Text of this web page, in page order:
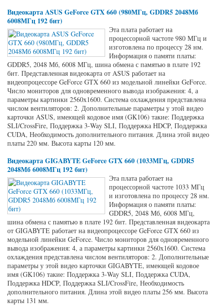
Видеокарта ASUS GeForce GTX 660 (980МГц, GDDR5 2048Мб
6008МГц 192 бит)
Эта плата работает на
процессорной частоте 980 МГц и
изготовлена по процессу 28 нм.
Информация о памяти платы:
GDDR5, 2048 Мб, 6008 МГц, шина обмена с памятью в плате 192
бит. Представленная видеокарта от ASUS работает на
видеопроцессоре GeForce GTX 660 из модельной линейки GeForce.
Число мониторов для одновременного вывода изображения: 4, а
параметры картинки 2560x1600. Система охлаждения представлена
числом вентиляторов: 2. Дополнительные параметры у этой видео
карточки ASUS, имеющей кодовое имя (GK106) такие: Поддержка
SLI/CrossFire, Поддержка 3-Way SLI, Поддержка HDCP, Поддержка
CUDA, Необходимость дополнительного питания. Длина этой видео
платы 220 мм. Высота карты 120 мм.
Видеокарта GIGABYTE GeForce GTX 660 (1033МГц, GDDR5
2048Мб 6008МГц 192 бит)
Эта плата работает на
процессорной частоте 1033 МГц
и изготовлена по процессу 28 нм.
Информация о памяти платы:
GDDR5, 2048 Мб, 6008 МГц,
шина обмена с памятью в плате 192 бит. Представленная видеокарта
от GIGABYTE работает на видеопроцессоре GeForce GTX 660 из
модельной линейки GeForce. Число мониторов для одновременного
вывода изображения: 4, а параметры картинки 2560x1600. Система
охлаждения представлена числом вентиляторов: 2. Дополнительные
параметры у этой видео карточки GIGABYTE, имеющей кодовое
имя (GK106) такие: Поддержка 3-Way SLI, Поддержка CUDA,
Поддержка HDCP, Поддержка SLI/CrossFire, Необходимость
дополнительного питания. Длина этой видео платы 256 мм. Высота
карты 131 мм.